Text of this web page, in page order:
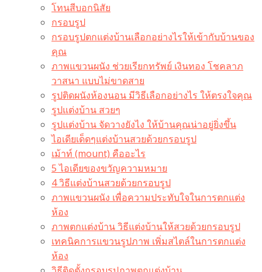
โทนสีบอกนิสัย
กรอบรูป
กรอบรูปตกแต่งบ้านเลือกอย่างไรให้เข้ากับบ้านของ
คุณ
ภาพแขวนผนัง ช่วยเรียกทรัพย์ เงินทอง โชคลาภ
วาสนา แบบไม่ขาดสาย
รูปติดผนังห้องนอน มีวิธีเลือกอย่างไร ให้ตรงใจคุณ
รูปแต่งบ้าน สวยๆ
รูปแต่งบ้าน จัดวางยังไง ให้บ้านคุณน่าอยู่ยิ่งขึ้น
ไอเดียเด็ดๆแต่งบ้านสวยด้วยกรอบรูป
เม้าท์ (mount) คืออะไร​
5 ไอเดียของขวัญความหมาย
4 วิธีแต่งบ้านสวยด้วยกรอบรูป
ภาพแขวนผนัง เพื่อความประทับใจในการตกแต่ง
ห้อง
ภาพตกแต่งบ้าน วิธีแต่งบ้านให้สวยด้วยกรอบรูป
เทคนิคการแขวนรูปภาพ เพิ่มสไตล์ในการตกแต่ง
ห้อง